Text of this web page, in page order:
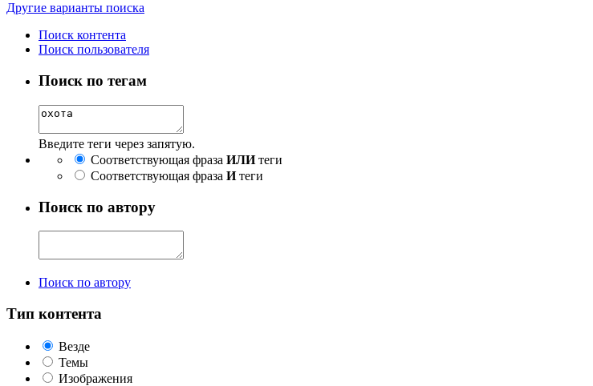
Другие варианты поиска
Поиск контента
Поиск пользователя
Поиск по тегам
Введите теги через запятую.
Соответствующая фраза ИЛИтеги
Соответствующая фраза Итеги
Поиск по автору
Поиск по автору
Тип контента
Везде
Темы
Изображения